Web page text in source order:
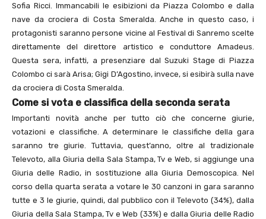
Sofia Ricci. Immancabili le esibizioni da Piazza Colombo e dalla
nave da crociera di Costa Smeralda. Anche in questo caso, i
protagonisti saranno persone vicine al Festival di Sanremo scelte
direttamente del direttore artistico e conduttore Amadeus.
Questa sera, infatti, a presenziare dal Suzuki Stage di Piazza
Colombo ci sarà Arisa; Gigi D’Agostino, invece, si esibirà sulla nave
da crociera di Costa Smeralda.
Come si vota e classifica della seconda serata
Importanti novità anche per tutto ciò che concerne giurie,
votazioni e classifiche. A determinare le classifiche della gara
saranno tre giurie. Tuttavia, quest’anno, oltre al tradizionale
Televoto, alla Giuria della Sala Stampa, Tv e Web, si aggiunge una
Giuria delle Radio, in sostituzione alla Giuria Demoscopica. Nel
corso della quarta serata a votare le 30 canzoni in gara saranno
tutte e 3 le giurie, quindi, dal pubblico con il Televoto (34%), dalla
Giuria della Sala Stampa, Tv e Web (33%) e dalla Giuria delle Radio